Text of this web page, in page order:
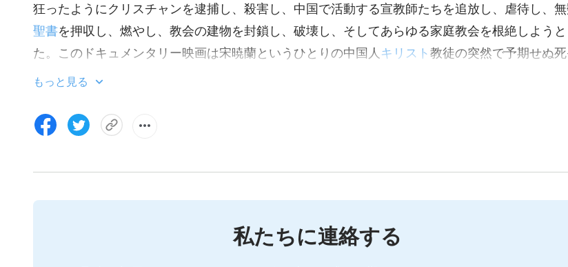
狂ったようにクリスチャンを逮捕し、殺害し、中国で活動する宣教師たちを追放し、虐待し、
聖書を押収し、燃やし、教会の建物を封鎖し、破壊し、そしてあらゆる家庭教会を根絶しようと
た。このドキュメンタリー映画は宋暁蘭というひとりの中国人 キリスト教徒の突然で予期せぬ
共産党警察が一貫性のない矛盾した説明を与えた死を描く。調査の後、宋一家は警察が初めから
仰と彼女の本分の行いの結果、中国共産党に密に監視し続けられていたことを知った。警察官た
彼女を逮捕した際、彼らは彼女を撲殺した。非難を逃れようと、宋暁蘭の死の現場を捏造するこ
Wow!視覺特效Show 一手!影片素材上傳區!
もっと見る
私たちに連絡する